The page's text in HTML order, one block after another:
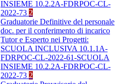
INSIEME 10.2.2A-FDRPOC-CL-
2022-73 2
Graduatorie Definitive del personale
doc. per il conferimento di incarico
Tutor e Esperto nei Progetti:
SCUOLA INCLUSIVA 10.1.1A-
FDRPOC-CL-2022-61-SCUOLA
INSIEME 10.2.2A-FDRPOC-CL-
2022-73 2